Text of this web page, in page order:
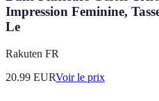
Impression Feminine,
Le
Rakuten FR
20.99 EURVoir le prix